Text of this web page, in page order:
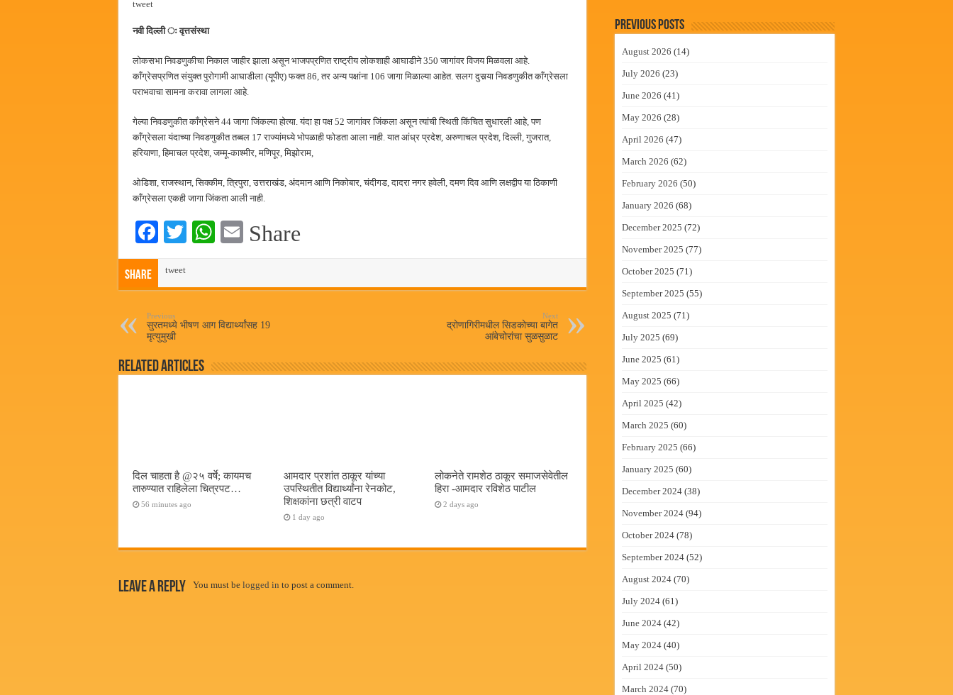
पालेखुर्द येथील जि.प. शाळेच्या नूतन इमारतीचे लोकनेते रामशेठ ठाकूर यांच्या उद्घाटन
हर घर तिरंगा अभियानासंदर्भात पनवेलमध्ये बैठक
कामोठे येथे समाजोपयोगी वस्तूंच्या वाटपाचा उपक्रम
tweet
नवी दिल्ली ः वृत्तसंस्था
लोकसभा निवडणुकीचा निकाल जाहीर झाला असून भाजपप्रणित राष्ट्रीय लोकशाही आघाडीने 350 जागांवर विजय मिळवला आहे.
काँग्रेसप्रणित संयुक्त पुरोगामी आघाडीला (यूपीए) फक्त 86, तर अन्य पक्षांना 106 जागा मिळाल्या आहेत. सलग दुसर्‍या निवडणुकीत काँग्रेसला
पराभवाचा सामना करावा लागला आहे.
गेल्या निवडणुकीत काँग्रेसने 44 जागा जिंकल्या होत्या. यंदा हा पक्ष 52 जागांवर जिंकला असून त्यांची स्थिती किंचित सुधारली आहे, पण
काँग्रेसला यंदाच्या निवडणुकीत तब्बल 17 राज्यांमध्ये भोपळाही फोडता आला नाही. यात आंध्र प्रदेश, अरुणाचल प्रदेश, दिल्ली, गुजरात,
हरियाणा, हिमाचल प्रदेश, जम्मू-काश्मीर, मणिपूर, मिझोराम,
ओडिशा, राजस्थान, सिक्कीम, त्रिपुरा, उत्तराखंड, अंदमान आणि निकोबार, चंदीगड, दादरा नगर हवेली, दमण दिव आणि लक्षद्वीप या ठिकाणी
काँग्रेसला एकही जागा जिंकता आली नाही.
Fa
bo
ok
T
r
W
A
pp
E
Share
Share tweet
Previous
सुरतमध्ये भीषण आग विद्यार्थ्यांसह 19
मृत्युमुखी
Next
द्रोणागिरीमधील सिडकोच्या बागेत
आंबेचोरांचा सुळसुळाट
Related Articles
दिल चाहता है @२५ वर्षे; कायमच
तारुण्यात राहिलेला चित्रपट…
56 minutes ago
आमदार प्रशांत ठाकूर यांच्या
उपस्थितीत विद्यार्थ्यांना रेनकोट,
शिक्षकांना छत्री वाटप
1 day ago
लोकनेते रामशेठ ठाकूर समाजसेवेतील
हिरा -आमदार रविशेठ पाटील
2 days ago
Leave a Reply You must be logged in to post a comment.
Previous Posts
August 2026 (14)
July 2026 (23)
June 2026 (41)
May 2026 (28)
April 2026 (47)
March 2026 (62)
February 2026 (50)
January 2026 (68)
December 2025 (72)
November 2025 (77)
October 2025 (71)
September 2025 (55)
August 2025 (71)
July 2025 (69)
June 2025 (61)
May 2025 (66)
April 2025 (42)
March 2025 (60)
February 2025 (66)
January 2025 (60)
December 2024 (38)
November 2024 (94)
October 2024 (78)
September 2024 (52)
August 2024 (70)
July 2024 (61)
June 2024 (42)
May 2024 (40)
April 2024 (50)
March 2024 (70)